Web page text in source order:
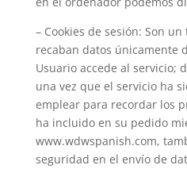
– Cookies de sesión: Son
recaban datos únicamente
Usuario accede al servicio;
una vez que el servicio ha
emplear para recordar los
ha incluido en su pedido
www.wdwspanish.com,
seguridad en el envío de